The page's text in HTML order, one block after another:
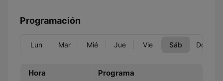
Programación
Lun Mar Mié Jue Vie Sáb Dom
Hora Programa